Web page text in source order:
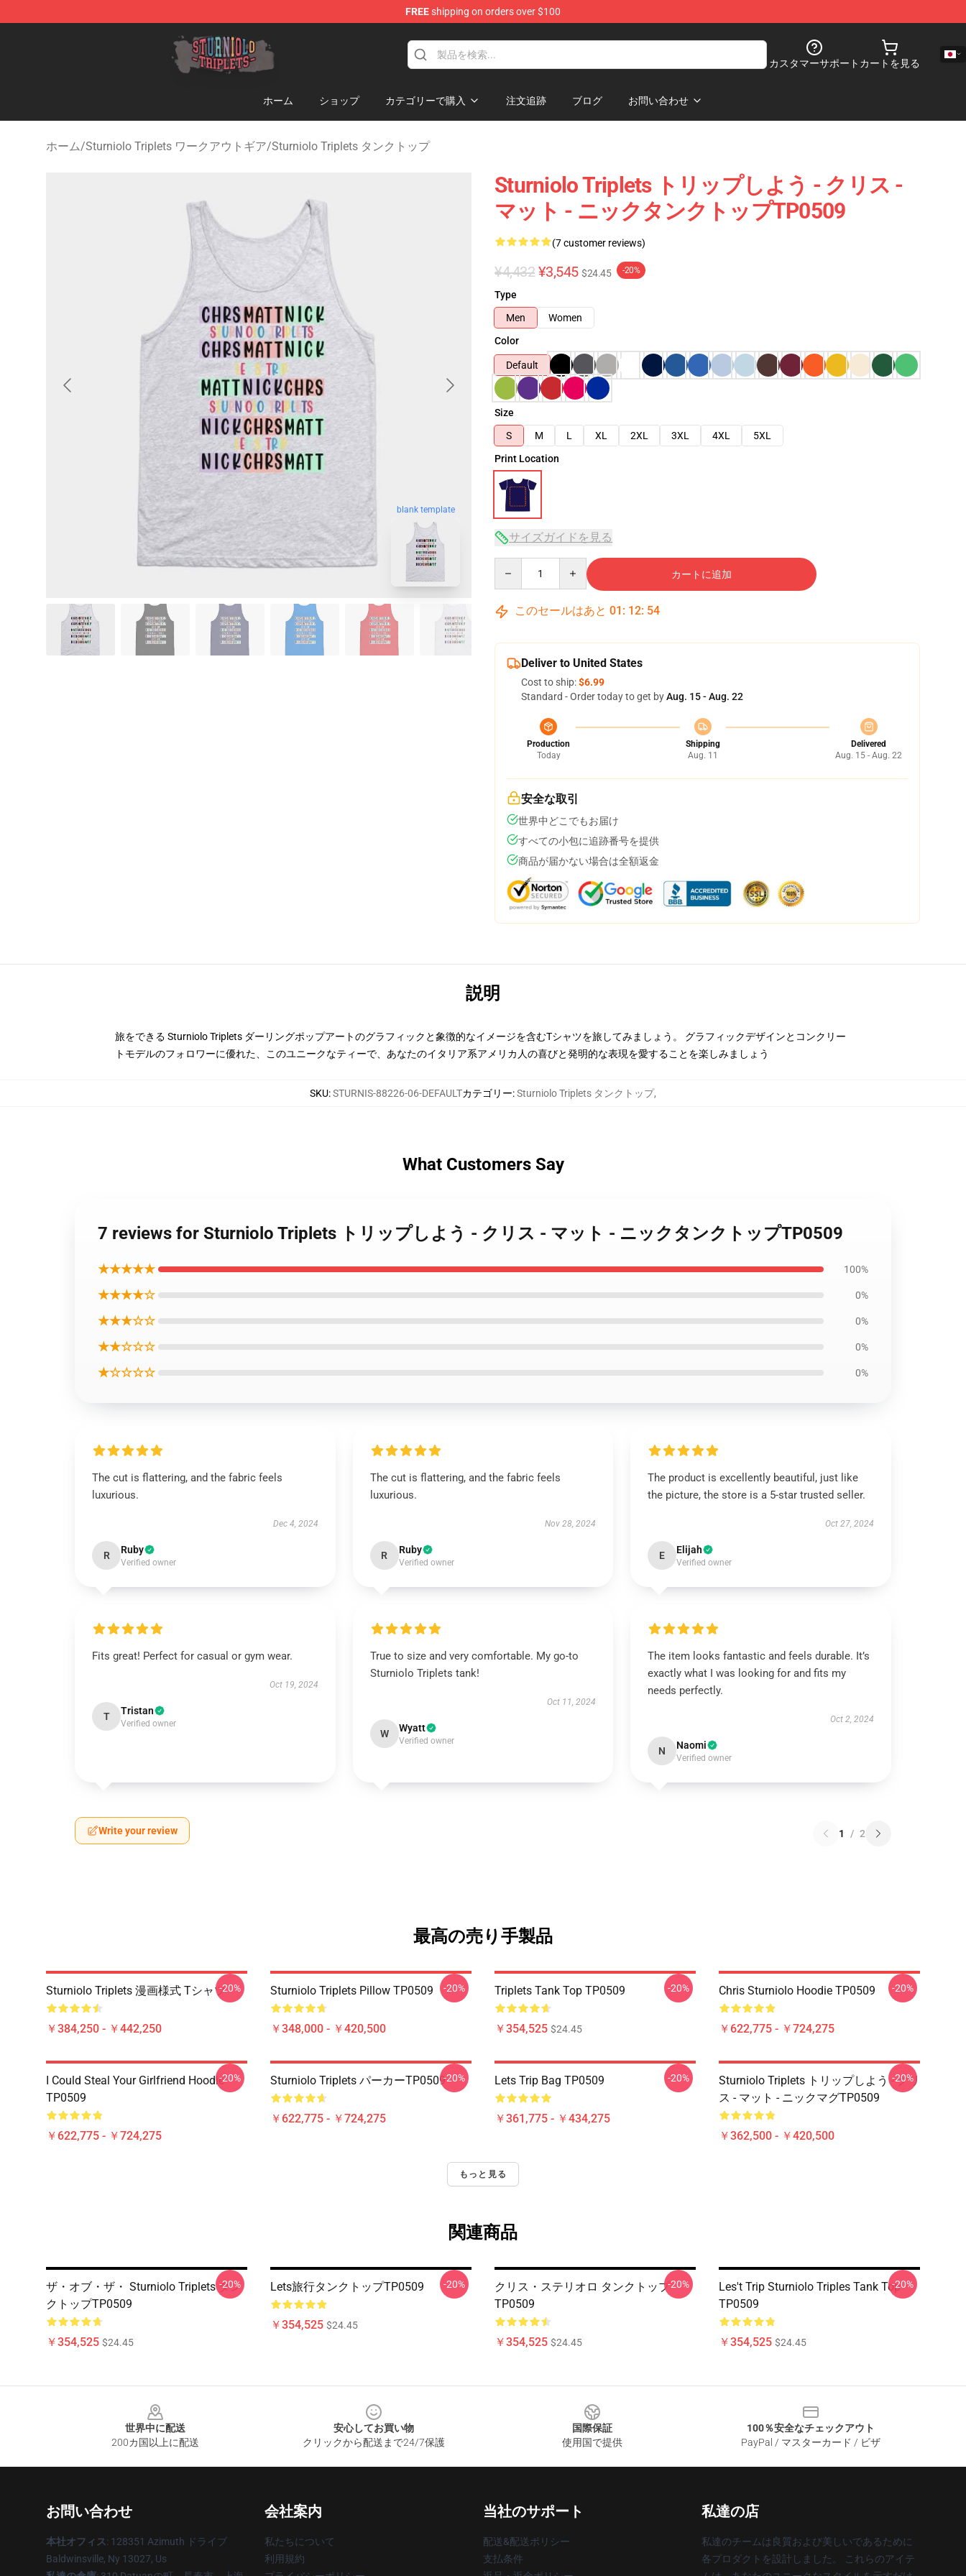
FREEshipping on orders over $100
Sturniolo Triplets Shop - Official Sturniolo Triplets Merchandise Store
カスタマーサポート カートを見る
ホーム ショップ カテゴリーで購入 注文追跡 ブログ お問い合わせ
ホーム/Sturniolo Triplets ワークアウトギア/Sturniolo Triplets タンクトップ
blank template
Sturniolo Triplets トリップしよう - クリス -
マット - ニックタンクトップTP0509
(7 customer reviews)
¥4,432 ¥3,545 $24.45 -20%
Type
Men
Women
Color
Default
Size
S
M L XL 2XL 3XL 4XL
5XL
Print Location
サイズガイドを見る
カートに追加
このセールはあと 01 : 12: 53
Deliver to United States
Cost to ship:$6.99
Standard - Order today to get byAug. 15 - Aug. 22
Production
Today
Shipping
Aug. 11
Delivered
Aug. 15 - Aug. 22
安全な取引
世界中どこでもお届け
すべての小包に追跡番号を提供
商品が届かない場合は全額返金
説明
旅をできる Sturniolo Triplets ダーリングポップアートのグラフィックと象徴的なイメージを含むTシャツを旅してみましょう。 グラフィックデザインとコンクリー
トモデルのフォロワーに優れた、このユニークなティーで、あなたのイタリア系アメリカ人の喜びと発明的な表現を愛することを楽しみましょう
SKU:STURNIS-88226-06-DEFAULTカテゴリー:Sturniolo Triplets タンクトップ,
What Customers Say
7 reviews for Sturniolo Triplets トリップしよう - クリス - マット - ニックタンクトップTP0509
★★★★★ 100%
★★★★☆ 0%
★★★☆☆ 0%
★★☆☆☆ 0%
★☆☆☆☆ 0%
The cut is flattering, and the fabric feels
luxurious.
Dec 4, 2024
R Ruby
Verified owner
The cut is flattering, and the fabric feels
luxurious.
Nov 28, 2024
R Ruby
Verified owner
The product is excellently beautiful, just like
the picture, the store is a 5-star trusted seller.
Oct 27, 2024
E Elijah
Verified owner
Fits great! Perfect for casual or gym wear.
Oct 19, 2024
T Tristan
Verified owner
True to size and very comfortable. My go-to
Sturniolo Triplets tank!
Oct 11, 2024
W Wyatt
Verified owner
The item looks fantastic and feels durable. It’s
exactly what I was looking for and fits my
needs perfectly.
Oct 2, 2024
N Naomi
Verified owner
Write your review 1 / 2
最高の売り手製品
Sturniolo Triplets 漫画様式 Tシャツ
￥384,250 - ￥442,250
-20% Sturniolo Triplets Pillow TP0509
￥348,000 - ￥420,500
-20% Triplets Tank Top TP0509
￥354,525 $24.45
-20% Chris Sturniolo Hoodie TP0509
￥622,775 - ￥724,275
-20%
I Could Steal Your Girlfriend Hoodie
TP0509
￥622,775 - ￥724,275
-20% Sturniolo Triplets パーカーTP0509
￥622,775 - ￥724,275
-20% Lets Trip Bag TP0509
￥361,775 - ￥434,275
-20%
Sturniolo Triplets トリップしよう - クリ
ス - マット - ニックマグTP0509
￥362,500 - ￥420,500
-20%
もっと見る
関連商品
ザ・オブ・ザ・ Sturniolo Triplets タン
クトップTP0509
￥354,525 $24.45
-20% Lets旅行タンクトップTP0509
￥354,525 $24.45
-20%
クリス・ステリオロ タンクトップ
TP0509
￥354,525 $24.45
-20%
Les't Trip Sturniolo Triples Tank Top
TP0509
￥354,525 $24.45
-20%
世界中に配送
200カ国以上に配送
安心してお買い物
クリックから配送まで24/7保護
国際保証
使用国で提供
100％安全なチェックアウト
PayPal / マスターカード / ビザ
お問い合わせ
本社オフィス: 128351 Azimuth ドライブ
Baldwinsville, Ny 13027, Us
会社案内
私たちについて
利用規約
当社のサポート
配送&配送ポリシー
支払条件
私達の店
私達のチームは良質および美しいであるために
各プロダクトを設計しました。 これらのアイテ